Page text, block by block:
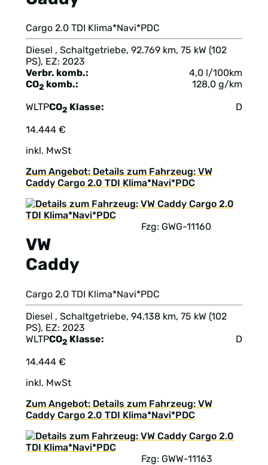
Cargo 2.0 TDI Klima*Navi*PDC
Diesel , Schaltgetriebe, 92.769 km, 75 kW (102
PS), EZ: 2023
Verbr. komb.:
4,0 l/100km
CO2 komb.: 128,0 g/km
WLTPCO2 Klasse: D
14.444 €
inkl. MwSt
Zum Angebot: Details zum Fahrzeug: VW
Caddy Cargo 2.0 TDI Klima*Navi*PDC
VW
Caddy
Fzg: GWG-11160
Cargo 2.0 TDI Klima*Navi*PDC
Diesel , Schaltgetriebe, 94.138 km, 75 kW (102
PS), EZ: 2023
WLTPCO2 Klasse: D
14.444 €
inkl. MwSt
Zum Angebot: Details zum Fahrzeug: VW
Caddy Cargo 2.0 TDI Klima*Navi*PDC
Fzg: GWW-11163